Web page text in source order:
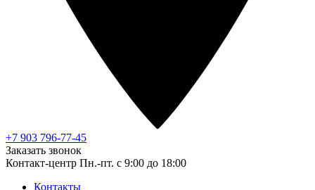
+7 903 796-77-45
Заказать звонок
Контакт-центр Пн.-пт. с 9:00 до 18:00
Контакты